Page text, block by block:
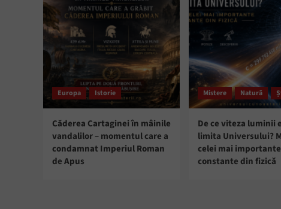
Europa Istorie
Căderea Cartaginei în mâinile
vandalilor – momentul care a
condamnat Imperiul Roman
de Apus
Mistere Natură
De ce viteza luminii
limita Universului?
celei mai importante
constante din fizică